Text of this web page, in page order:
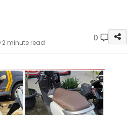
2 minute read 0